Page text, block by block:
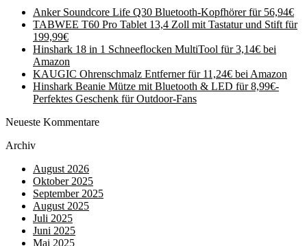
Anker Soundcore Life Q30 Bluetooth-Kopfhörer für 56,94€
TABWEE T60 Pro Tablet 13,4 Zoll mit Tastatur und Stift für
199,99€
Hinshark 18 in 1 Schneeflocken MultiTool für 3,14€ bei
Amazon
KAUGIC Ohrenschmalz Entferner für 11,24€ bei Amazon
Hinshark Beanie Mütze mit Bluetooth & LED für 8,99€-
Perfektes Geschenk für Outdoor-Fans
Neueste Kommentare
Archiv
August 2026
Oktober 2025
September 2025
August 2025
Juli 2025
Juni 2025
Mai 2025